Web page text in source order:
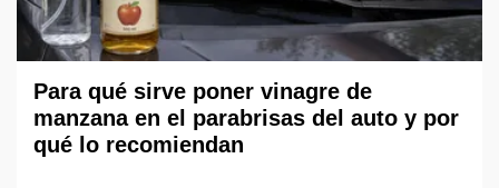
Para qué sirve poner vinagre de
manzana en el parabrisas del auto y por
qué lo recomiendan